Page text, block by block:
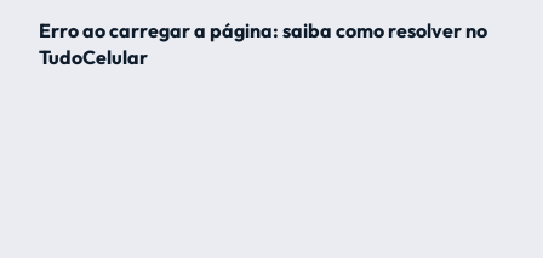
Erro ao carregar a página: saiba como resolver no
TudoCelular